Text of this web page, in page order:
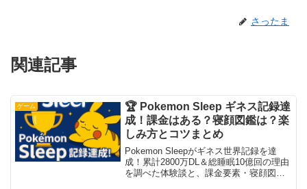
さったま
関連記事
ゲーム
🏆 Pokemon Sleep ギネス記録達
成！課金はある？寝顔図鑑は？楽
しみ方とコツまとめ
Pokemon Sleepがギネス世界記録を達
成！累計2800万DL＆総睡眠10億回の理由
を調べた体験談と、課金要素・寝顔図